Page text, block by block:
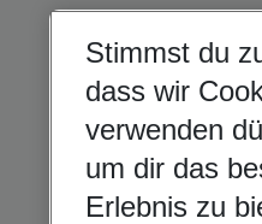
Stimmst du
dass wir
verwenden
um dir das
Erlebnis zu